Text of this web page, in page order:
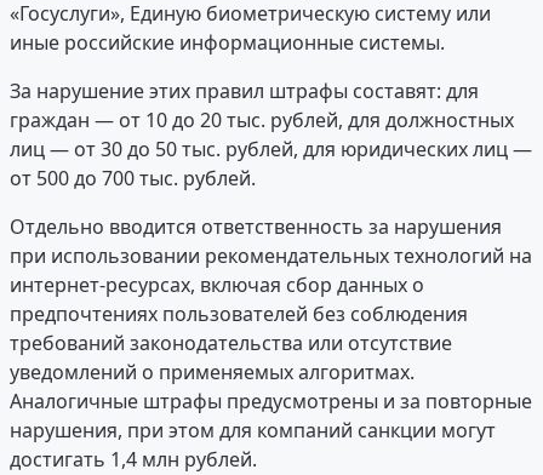
«Госуслуги», Единую биометрическую систему или
иные российские информационные системы.
За нарушение этих правил штрафы составят: для
граждан — от 10 до 20 тыс. рублей, для должностных
лиц — от 30 до 50 тыс. рублей, для юридических лиц —
от 500 до 700 тыс. рублей.
Отдельно вводится ответственность за нарушения
при использовании рекомендательных технологий на
интернет-ресурсах, включая сбор данных о
предпочтениях пользователей без соблюдения
требований законодательства или отсутствие
уведомлений о применяемых алгоритмах.
Аналогичные штрафы предусмотрены и за повторные
нарушения, при этом для компаний санкции могут
достигать 1,4 млн рублей.